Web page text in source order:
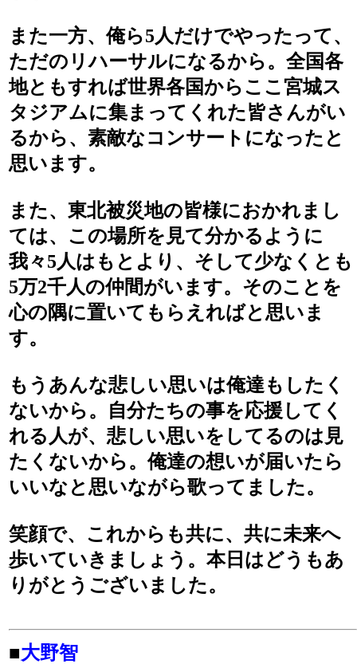
また一方、俺ら5人だけでやったって、
ただのリハーサルになるから。全国各
地ともすれば世界各国からここ宮城ス
タジアムに集まってくれた皆さんがい
るから、素敵なコンサートになったと
思います。
また、東北被災地の皆様におかれまし
ては、この場所を見て分かるように
我々5人はもとより、そして少なくとも
5万2千人の仲間がいます。そのことを
心の隅に置いてもらえればと思いま
す。
もうあんな悲しい思いは俺達もしたく
ないから。自分たちの事を応援してく
れる人が、悲しい思いをしてるのは見
たくないから。俺達の想いが届いたら
いいなと思いながら歌ってました。
笑顔で、これからも共に、共に未来へ
歩いていきましょう。本日はどうもあ
りがとうございました。
■大野智